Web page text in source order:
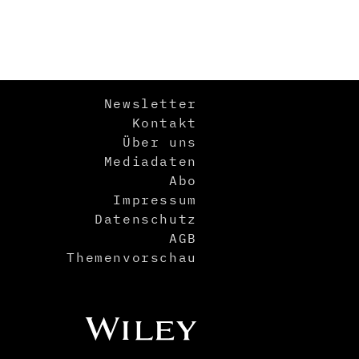
Newsletter
Kontakt
Über uns
Mediadaten
Abo
Impressum
Datenschutz
AGB
Themenvorschau